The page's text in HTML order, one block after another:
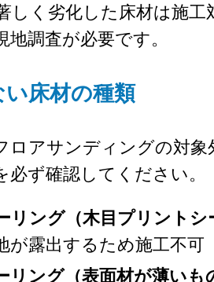
しく劣化した床材は施工
調査が必要です。
床材の種類
ロアサンディングの対象
必ず確認してください。
リング（木目プリントシ
が露出するため施工不可
リング（表面材が薄いも